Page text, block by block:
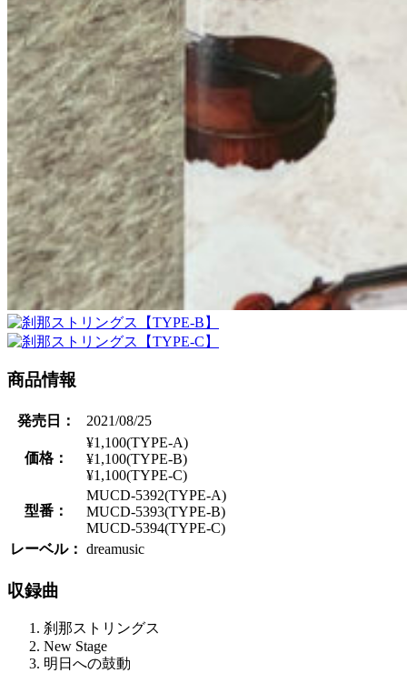
商品情報
発売日： 2021/08/25
価格：
¥1,100(TYPE-A)
¥1,100(TYPE-B)
¥1,100(TYPE-C)
型番：
MUCD-5392(TYPE-A)
MUCD-5393(TYPE-B)
MUCD-5394(TYPE-C)
レーベル： dreamusic
収録曲
刹那ストリングス
New Stage
明日への鼓動